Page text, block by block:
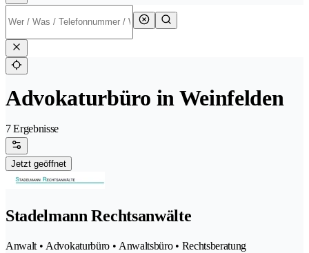
Advokaturbüro in Weinfelden
7 Ergebnisse
Jetzt geöffnet
Stadelmann Rechtsanwälte
Anwalt • Advokaturbüro • Anwaltsbüro • Rechtsberatung